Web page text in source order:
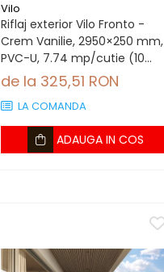
Vilo
Riflaj exterior Vilo Fronto -
Crem Vanilie, 2950×250 mm,
PVC-U, 7.74 mp/cutie (10
bucăți)
de la 325,51 RON
LA COMANDA
ADAUGA IN COS